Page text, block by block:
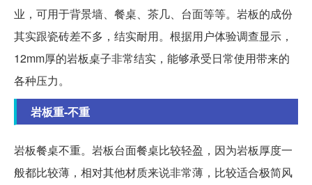
业，可用于背景墙、餐桌、茶几、台面等等。岩板的成份
其实跟瓷砖差不多，结实耐用。根据用户体验调查显示，
12mm厚的岩板桌子非常结实，能够承受日常使用带来的
各种压力。
岩板重-不重
岩板餐桌不重。岩板台面餐桌比较轻盈，因为岩板厚度一
般都比较薄，相对其他材质来说非常薄，比较适合极简风